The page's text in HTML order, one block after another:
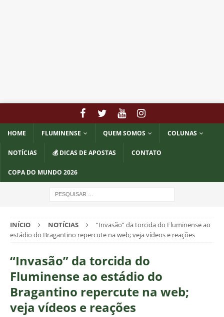
HOME FLUMINENSE QUEM SOMOS COLUNAS
NOTÍCIAS 💰 DICAS DE APOSTAS CONTATO
COPA DO MUNDO 2026
INÍCIO NOTÍCIAS
“Invasão” da torcida do Fluminense ao
estádio do Bragantino repercute na web; veja vídeos e reações
“Invasão” da torcida do
Fluminense ao estádio do
Bragantino repercute na web;
veja vídeos e reações